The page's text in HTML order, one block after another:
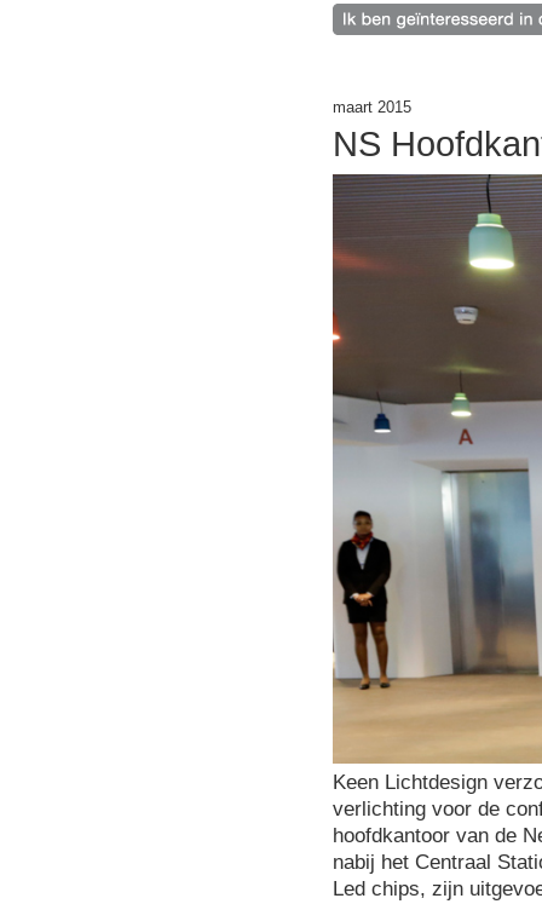
maart 2015
NS
Keen Lichtdesign
verlichting voor de
hoofdkantoor van de
nabij het Centraal
Led chips, zijn